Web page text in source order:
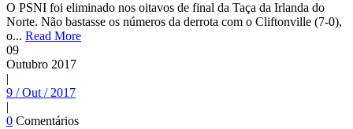
O PSNI foi eliminado nos oitavos de final da Taça da Irlanda do
Norte. Não bastasse os números da derrota com o Cliftonville (7-0),
o... Read More
09
Outubro 2017
|
9 / Out / 2017
|
0 Comentários